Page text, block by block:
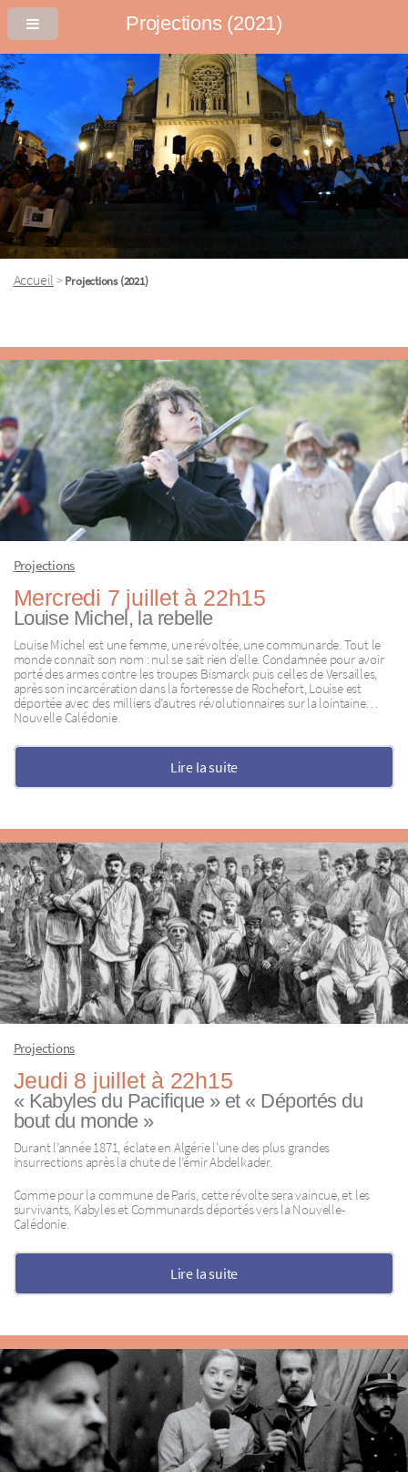
Projections (2021)
Accueil >Projections (2021)
Projections
Mercredi 7 juillet à 22h15
Louise Michel, la rebelle
Louise Michel est une femme, une révoltée, une communarde. Tout le
monde connaît son nom : nul se sait rien d’elle. Condamnée pour avoir
porté des armes contre les troupes Bismarck puis celles de Versailles,
après son incarcération dans la forteresse de Rochefort, Louise est
déportée avec des milliers d’autres révolutionnaires sur la lointaine…
Nouvelle Calédonie.
Lire la suite
Projections
Jeudi 8 juillet à 22h15
« Kabyles du Pacifique » et « Déportés du
bout du monde »
Durant l’année 1871, éclate en Algérie l’une des plus grandes
insurrections après la chute de l’émir Abdelkader.
Comme pour la commune de Paris, cette révolte sera vaincue, et les
survivants, Kabyles et Communards déportés vers la Nouvelle-
Calédonie.
Lire la suite